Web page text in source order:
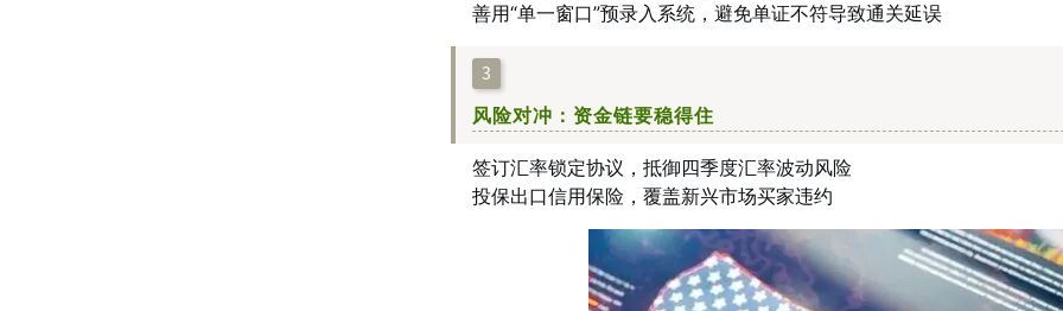
善用“单一窗口”预录入系统，避免单证不符导致通关延误
3
风险对冲：资金链要稳得住
签订汇率锁定协议，抵御四季度汇率波动风险
投保出口信用保险，覆盖新兴市场买家违约